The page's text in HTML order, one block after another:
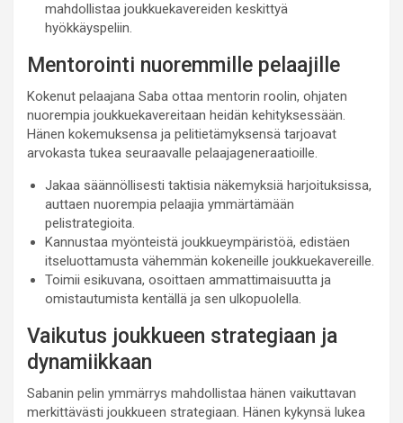
mahdollistaa joukkuekavereiden keskittyä
hyökkäyspeliin.
Mentorointi nuoremmille pelaajille
Kokenut pelaajana Saba ottaa mentorin roolin, ohjaten
nuorempia joukkuekavereitaan heidän kehityksessään.
Hänen kokemuksensa ja pelitietämyksensä tarjoavat
arvokasta tukea seuraavalle pelaajageneraatioille.
Jakaa säännöllisesti taktisia näkemyksiä harjoituksissa,
auttaen nuorempia pelaajia ymmärtämään
pelistrategioita.
Kannustaa myönteistä joukkueympäristöä, edistäen
itseluottamusta vähemmän kokeneille joukkuekavereille.
Toimii esikuvana, osoittaen ammattimaisuutta ja
omistautumista kentällä ja sen ulkopuolella.
Vaikutus joukkueen strategiaan ja
dynamiikkaan
Sabanin pelin ymmärrys mahdollistaa hänen vaikuttavan
merkittävästi joukkueen strategiaan. Hänen kykynsä lukea